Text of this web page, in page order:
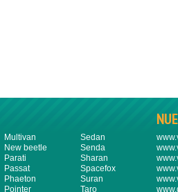
Multivan
New beetle
Parati
Passat
Phaeton
Pointer
Sedan
Senda
Sharan
Spacefox
Suran
Taro